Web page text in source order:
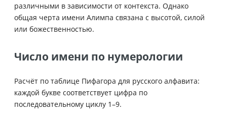
различными в зависимости от контекста. Однако
общая черта имени Алимпа связана с высотой, силой
или божественностью.
Число имени по нумерологии
Расчёт по таблице Пифагора для русского алфавита:
каждой букве соответствует цифра по
последовательному циклу 1–9.